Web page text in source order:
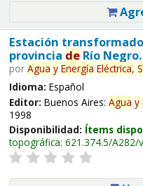
Estación
provincia deRío Negro.
por Agua y Energía Eléctrica,
Idioma: Español
Editor: Buenos Aires: Agua y
1998
Disponibilidad: Ítems
topográfica: 621.374.5/A282/